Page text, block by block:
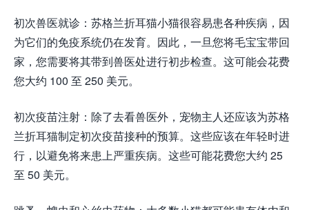
初次兽医就诊：苏格兰折耳猫小猫很容易患各种疾病，因
为它们的免疫系统仍在发育。因此，一旦您将毛宝宝带回
家，您需要将其带到兽医处进行初步检查。这可能会花费
您大约 100 至 250 美元。
初次疫苗注射：除了去看兽医外，宠物主人还应该为苏格
兰折耳猫制定初次疫苗接种的预算。这些应该在年轻时进
行，以避免将来患上严重疾病。这些可能花费您大约 25
至 50 美元。